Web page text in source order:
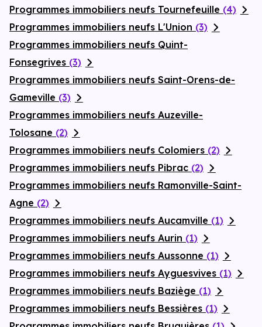
Programmes immobiliers neufs Tournefeuille (4)
Programmes immobiliers neufs L'Union (3)
Programmes immobiliers neufs Quint-
Fonsegrives (3)
Programmes immobiliers neufs Saint-Orens-de-
Gameville (3)
Programmes immobiliers neufs Auzeville-
Tolosane (2)
Programmes immobiliers neufs Colomiers (2)
Programmes immobiliers neufs Pibrac (2)
Programmes immobiliers neufs Ramonville-Saint-
Agne (2)
Programmes immobiliers neufs Aucamville (1)
Programmes immobiliers neufs Aurin (1)
Programmes immobiliers neufs Aussonne (1)
Programmes immobiliers neufs Ayguesvives (1)
Programmes immobiliers neufs Baziège (1)
Programmes immobiliers neufs Bessières (1)